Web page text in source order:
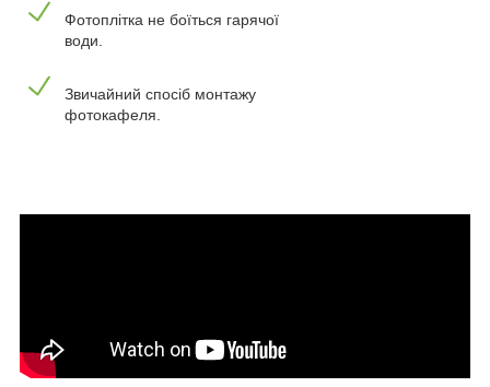
Фотоплітка не боїться гарячої
води.
Звичайний спосіб монтажу
фотокафеля.